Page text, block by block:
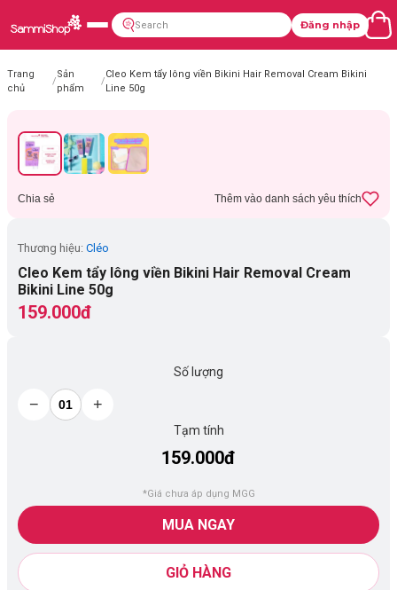
Đăng nhập
Trang
chủ
/
Sản
phẩm
/
Cleo Kem tẩy lông viền Bikini Hair Removal Cream Bikini
Line 50g
Chia sẻ Thêm vào danh sách yêu thích
Thương hiệu: Cléo
Cleo Kem tẩy lông viền Bikini Hair Removal Cream
Bikini Line 50g
159.000đ
Số lượng
− +
Tạm tính
159.000đ
*Giá chưa áp dụng MGG
MUA NGAY
GIỎ HÀNG